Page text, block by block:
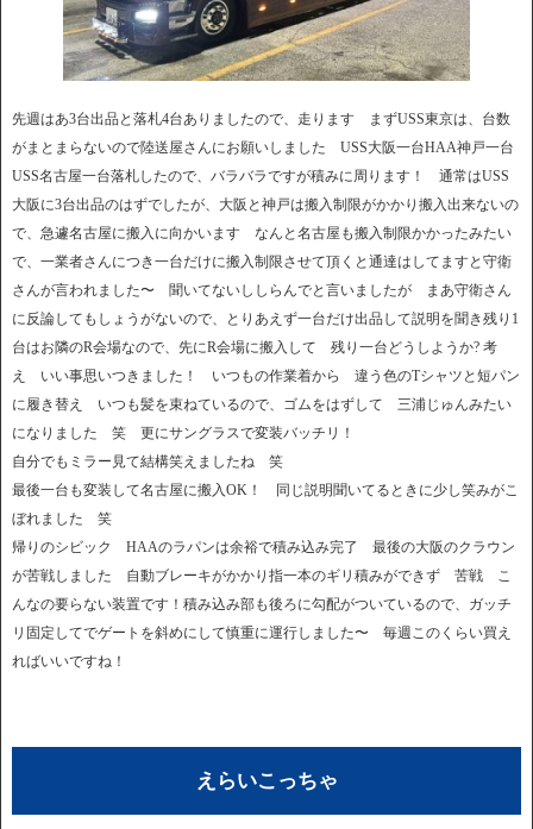
先週はあ3台出品と落札4台ありましたので、走ります まずUSS東京は、台数
がまとまらないので陸送屋さんにお願いしました USS大阪一台HAA神戸一台
USS名古屋一台落札したので、バラバラですが積みに周ります！ 通常はUSS
大阪に3台出品のはずでしたが、大阪と神戸は搬入制限がかかり搬入出来ないの
で、急遽名古屋に搬入に向かいます なんと名古屋も搬入制限かかったみたい
で、一業者さんにつき一台だけに搬入制限させて頂くと通達はしてますと守衛
さんが言われました〜 聞いてないししらんでと言いましたが まあ守衛さん
に反論してもしょうがないので、とりあえず一台だけ出品して説明を聞き残り1
台はお隣のR会場なので、先にR会場に搬入して 残り一台どうしようか? 考
え いい事思いつきました！ いつもの作業着から 違う色のTシャツと短パン
に履き替え いつも髪を束ねているので、ゴムをはずして 三浦じゅんみたい
になりました 笑 更にサングラスで変装バッチリ！
自分でもミラー見て結構笑えましたね 笑
最後一台も変装して名古屋に搬入OK！ 同じ説明聞いてるときに少し笑みがこ
ぼれました 笑
帰りのシビック HAAのラパンは余裕で積み込み完了 最後の大阪のクラウン
が苦戦しました 自動ブレーキがかかり指一本のギリ積みができず 苦戦 こ
んなの要らない装置です！積み込み部も後ろに勾配がついているので、ガッチ
リ固定してでゲートを斜めにして慎重に運行しました〜 毎週このくらい買え
ればいいですね！
えらいこっちゃ